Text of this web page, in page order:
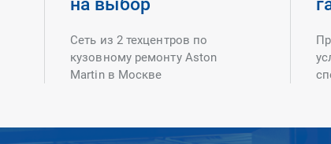
Сеть из 2 техцентров по
кузовному ремонту Aston
Martin в Москве